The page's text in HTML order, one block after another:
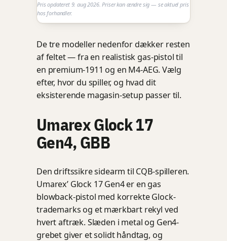
Pris opdateret 9. aug 2026. Priser kan ændre sig — se aktuel pris
hos forhandler.
De tre modeller nedenfor dækker resten
af feltet — fra en realistisk gas-pistol til
en premium-1911 og en M4-AEG. Vælg
efter, hvor du spiller, og hvad dit
eksisterende magasin-setup passer til.
Umarex Glock 17
Gen4, GBB
Den driftssikre sidearm til CQB-spilleren.
Umarex’ Glock 17 Gen4 er en gas
blowback-pistol med korrekte Glock-
trademarks og et mærkbart rekyl ved
hvert aftræk. Slæden i metal og Gen4-
grebet giver et solidt håndtag, og